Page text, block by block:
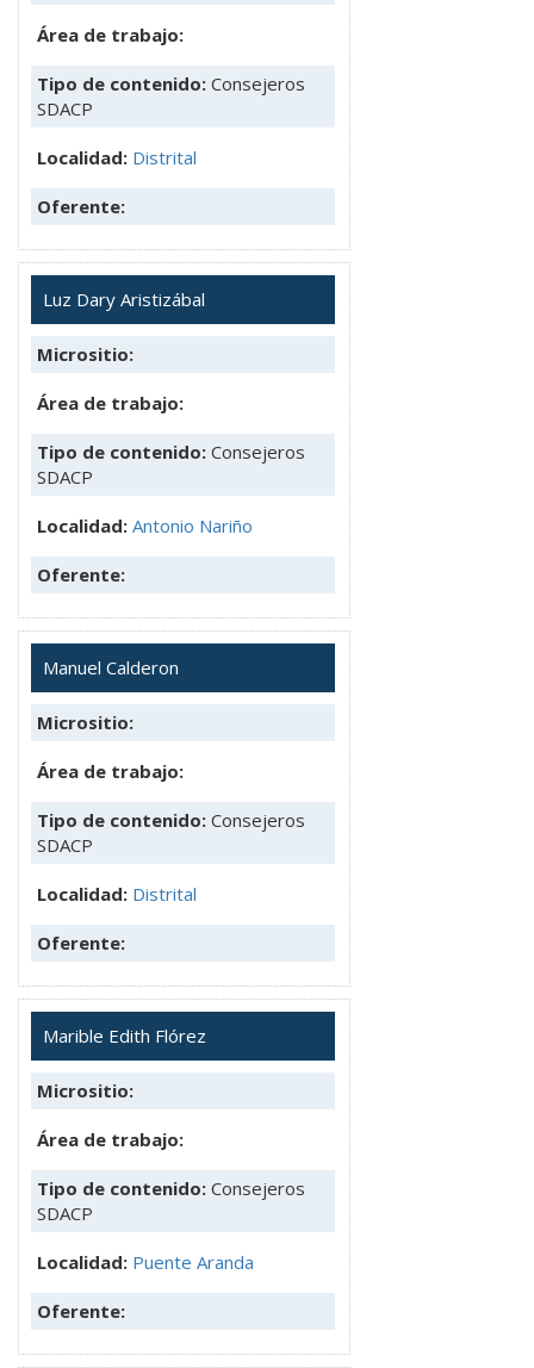
Área de trabajo:
Tipo de contenido: Consejeros
SDACP
Localidad: Distrital
Oferente:
Luz Dary Aristizábal
Micrositio:
Área de trabajo:
Tipo de contenido: Consejeros
SDACP
Localidad: Antonio Nariño
Oferente:
Manuel Calderon
Micrositio:
Área de trabajo:
Tipo de contenido: Consejeros
SDACP
Localidad: Distrital
Oferente:
Marible Edith Flórez
Micrositio:
Área de trabajo:
Tipo de contenido: Consejeros
SDACP
Localidad: Puente Aranda
Oferente: